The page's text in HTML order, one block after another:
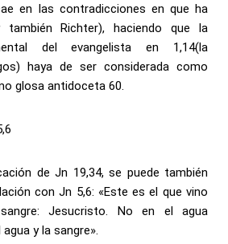
en las contradicciones en que ha
también Richter), haciendo que la
del evangelista en 1,14(la
haya de ser considerada como
glosa antidoceta 60.
de Jn 19,34, se puede también
con Jn 5,6: «Este es el que vino
Jesucristo. No en el agua
y la sangre».